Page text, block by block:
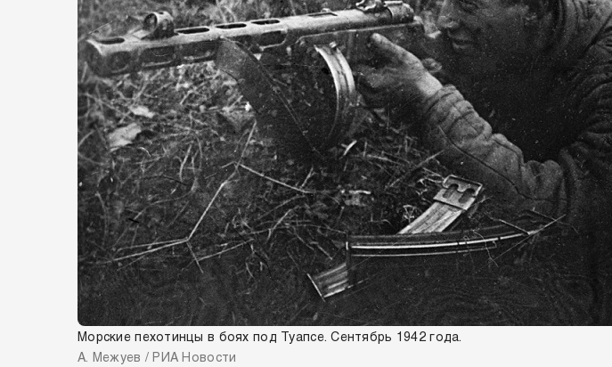
Морские пехотинцы в боях под Туапсе. Сентябрь 1942 года.
А. Межуев / РИА Новости